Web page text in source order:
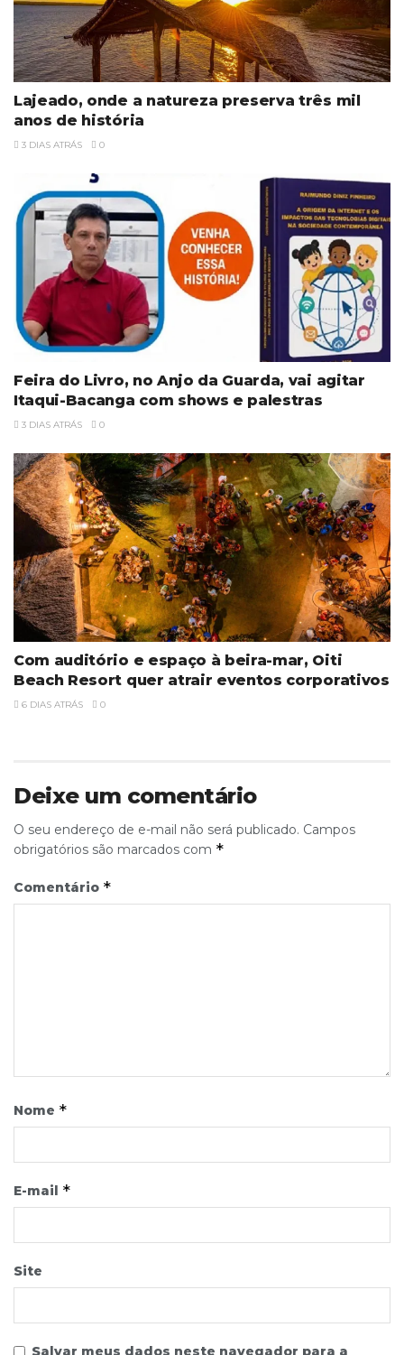
Lajeado, onde a natureza preserva três mil
anos de história
3 DIAS ATRÁS 0
Feira do Livro, no Anjo da Guarda, vai agitar
Itaqui-Bacanga com shows e palestras
3 DIAS ATRÁS 0
Com auditório e espaço à beira-mar, Oiti
Beach Resort quer atrair eventos corporativos
6 DIAS ATRÁS 0
Deixe um comentário
O seu endereço de e-mail não será publicado. Campos
obrigatórios são marcados com *
Comentário *
Nome *
E-mail *
Site
Salvar meus dados neste navegador para a